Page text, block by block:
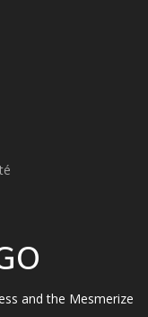
and the Mesmerize